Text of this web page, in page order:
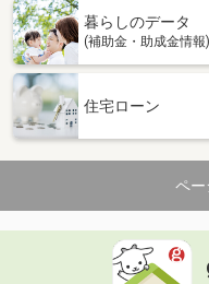
暮らしのデータ
(補助金・助成金情報)
住宅ローン
ペー